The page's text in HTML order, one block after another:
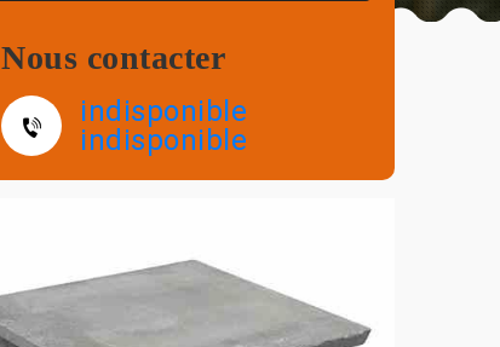
Nous contacter
indisponible
indisponible